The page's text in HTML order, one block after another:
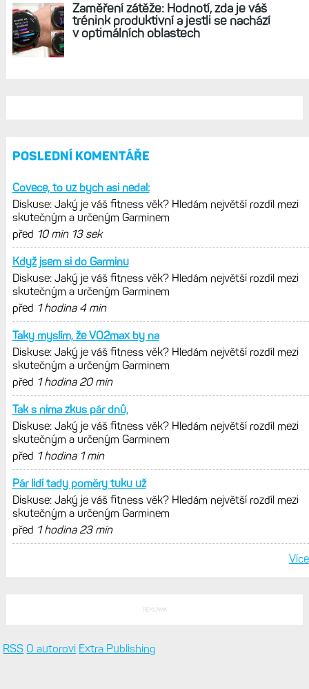
Zaměření zátěže: Hodnotí, zda je váš
trénink produktivní a jestli se nachází
v optimálních oblastech
POSLEDNÍ KOMENTÁŘE
Covece, to uz bych asi nedal:
Diskuse: Jaký je váš fitness věk? Hledám největší rozdíl mezi
skutečným a určeným Garminem
před 10 min 13 sek
Když jsem si do Garminu
Diskuse: Jaký je váš fitness věk? Hledám největší rozdíl mezi
skutečným a určeným Garminem
před 1 hodina 4 min
Taky myslím, že VO2max by na
Diskuse: Jaký je váš fitness věk? Hledám největší rozdíl mezi
skutečným a určeným Garminem
před 1 hodina 20 min
Tak s nima zkus pár dnů,
Diskuse: Jaký je váš fitness věk? Hledám největší rozdíl mezi
skutečným a určeným Garminem
před 1 hodina 1 min
Pár lidí tady poměry tuku už
Diskuse: Jaký je váš fitness věk? Hledám největší rozdíl mezi
skutečným a určeným Garminem
před 1 hodina 23 min
Více
REKLAMA
RSS O autorovi Extra Publishing